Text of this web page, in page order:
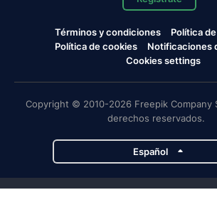
Términos y condiciones
Política
Política de cookies
Notificaciones
Cookies settings
Copyright © 2010-2026 Freepik Company
derechos reservados.
Español